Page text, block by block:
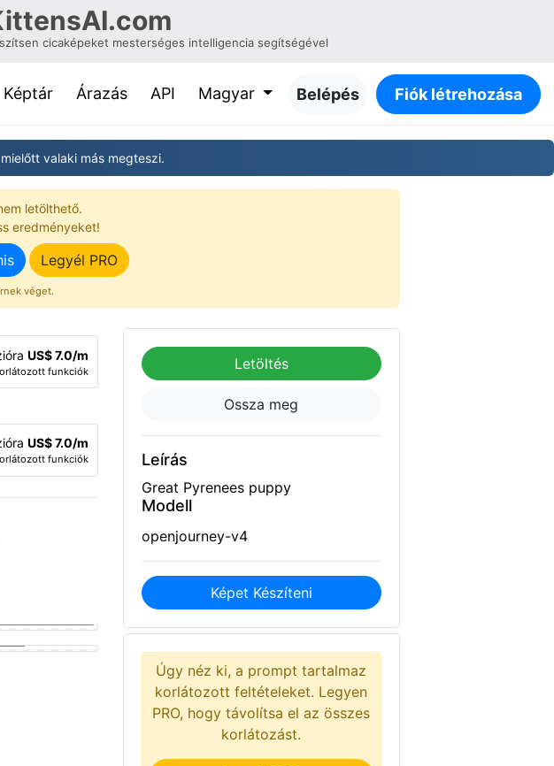
cicaképeket mesterséges intelligencia segítségével
Képtár Árazás API Magyar Belépés Fiók létrehozása
valaki más megteszi.
letölthető.
eredményeket!
Legyél PRO
véget.
US$ 7.0/m
funkciók
US$ 7.0/m
funkciók
Letöltés
Ossza meg
Leírás
Great Pyrenees puppy
Modell
openjourney-v4
Képet Készíteni
Úgy néz ki, a prompt tartalmaz
korlátozott feltételeket. Legyen
PRO, hogy távolítsa el az összes
korlátozást.